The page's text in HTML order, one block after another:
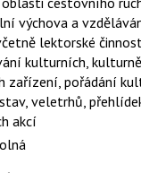
výchova a
lektorské
kulturních,
zařízení, pořádání
veletrhů,
akcí